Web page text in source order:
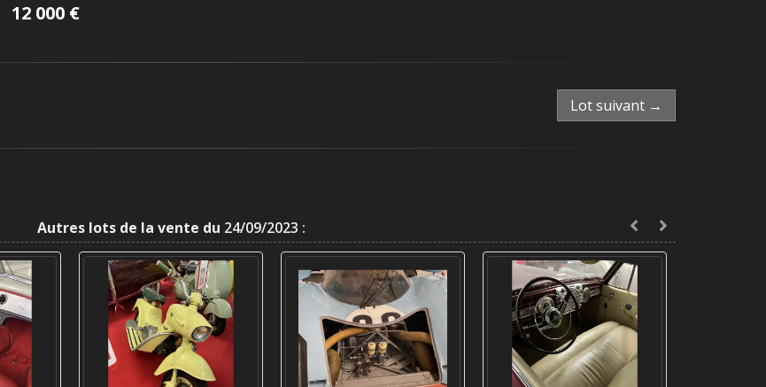
12 000 €
Lot suivant →
Autres lots de la vente du 24/09/2023 :